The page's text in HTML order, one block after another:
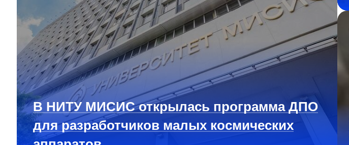
В НИТУ МИСИС открылась программа ДПО
для разработчиков малых космических